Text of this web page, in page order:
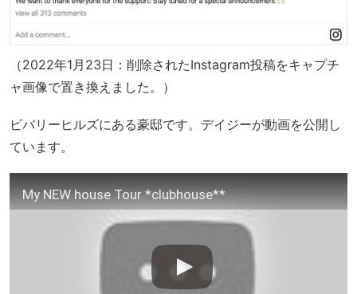
（2022年1月23日：削除されたInstagram投稿をキャプチ
ャ画像で置き換えました。）
ビバリーヒルズにある豪邸です。デイジーが動画を公開し
ています。
My NEW house Tour *clubhouse**